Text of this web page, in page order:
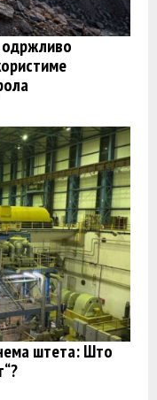
одржливо
штета: Што